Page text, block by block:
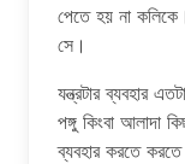
পেতে হয় না
সে।
যন্ত্রটার ব্যবহার
পঙ্গু কিংবা আলাদা
ব্যবহার করতে